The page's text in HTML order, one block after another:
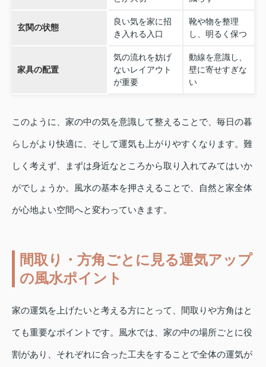
玄関の状態
良い気を家に招
き入れる入口
靴や物を整理
し、明るく保つ
家具の配置
気の流れを妨げ
ないレイアウト
が重要
動線を意識し、
壁に寄せすぎな
い
このように、家の中の気を意識して整えることで、毎日の暮
らしがより快適に、そして運気も上がりやすくなります。難
しく考えず、まずは身近なところから取り入れてみてはいか
がでしょうか。風水の基本を押さえることで、自然と家全体
が心地よい空間へと変わっていきます。
間取り・方角ごとに見る運気アップ
の風水ポイント
家の運気を上げたいと考える方にとって、間取りや方角はと
ても重要なポイントです。風水では、家の中の場所ごとに役
割があり、それぞれに合った工夫をすることで全体の運気が